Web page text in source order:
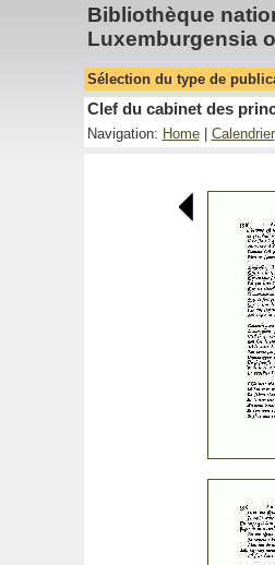
Bibliothèque
Luxemburgensia
Sélection du type de
Clef du cabinet des
Navigation: Home| Calendrier